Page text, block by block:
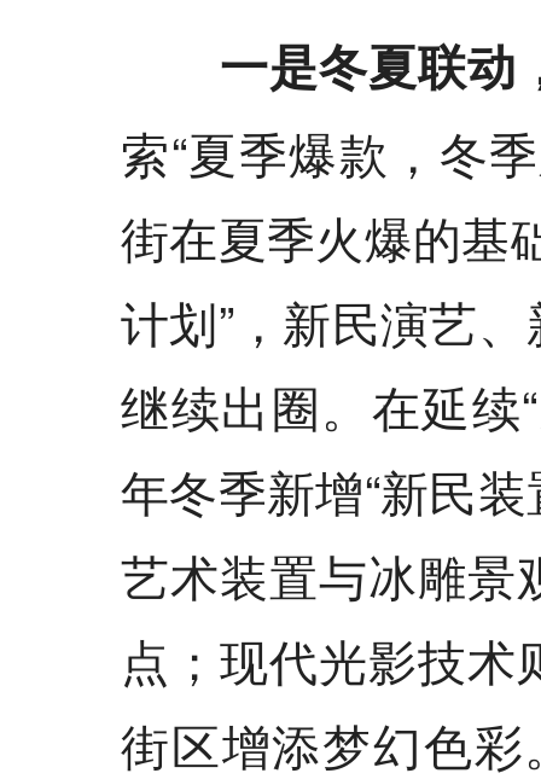
一是冬夏联动
索“夏季爆款，冬
街在夏季火爆的基
计划”，新民演艺
继续出圈。在延续
年冬季新增“新民
艺术装置与冰雕景
点；现代光影技
街区增添梦幻色